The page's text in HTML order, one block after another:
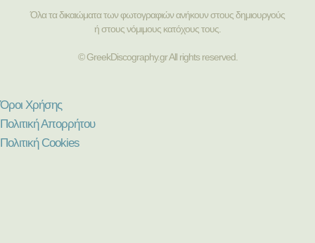
Όλα τα δικαιώματα των φωτογραφιών ανήκουν στους δημιουργούς
ή στους νόμιμους κατόχους τους.
© GreekDiscography.gr All rights reserved.
Όροι Χρήσης
Πολιτική Απορρήτου
Πολιτική Cookies